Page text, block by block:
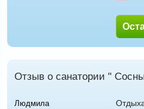
Отзыв о санатории "
Людмила